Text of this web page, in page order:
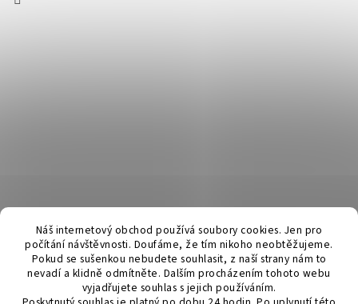
Náš internetový obchod používá soubory cookies. Jen pro
počítání návštěvnosti. Doufáme, že tím nikoho neobtěžujeme.
Pokud se sušenkou nebudete souhlasit, z naší strany nám to
nevadí a klidně odmítněte. Dalším procházením tohoto webu
vyjadřujete souhlas s jejich používáním.